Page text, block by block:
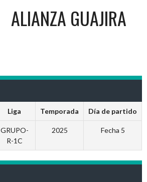
ALIANZA GUAJIRA
Liga Temporada Día de partido
GRUPO-
R-1C
2025 Fecha 5